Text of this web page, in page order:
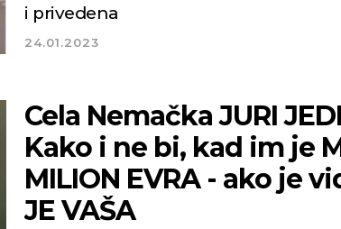
i privedena
24.01.2023
Cela Nemačka JURI
Kako i ne bi, kad im je
MILION EVRA - ako je
JE VAŠA